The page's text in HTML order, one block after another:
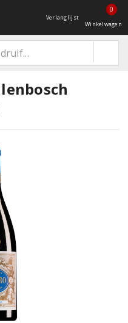
Verlanglijst
0
Winkelwagen